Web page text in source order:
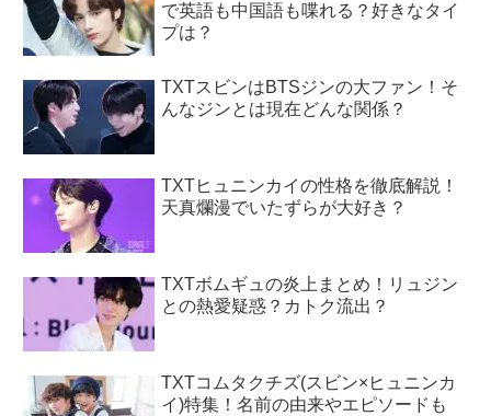
で英語も中国語も喋れる？好きなタイ
プは？
TXTスビンはBTSジンの大ファン！そ
んなジンとは現在どんな関係？
TXTヒュニンカイの性格を徹底解説！
天真爛漫でいたずらが大好き？
TXTボムギュの炎上まとめ！リュジン
との熱愛疑惑？カトク流出？
TXTコムタクチズ(スビン×ヒュニンカ
イ)特集！名前の由来やエピソードも